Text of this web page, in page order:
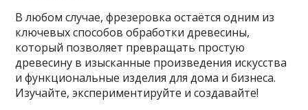
В любом случае, фрезеровка остаётся одним из
ключевых способов обработки древесины,
который позволяет превращать простую
древесину в изысканные произведения искусства
и функциональные изделия для дома и бизнеса.
Изучайте, экспериментируйте и создавайте!